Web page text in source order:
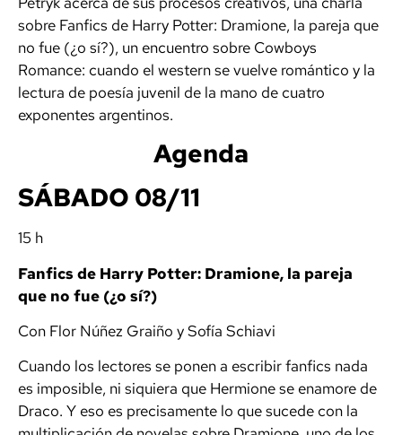
sobre Fanfics de Harry Potter: Dramione, la pareja que
no fue (¿o sí?), un encuentro sobre Cowboys
Romance: cuando el western se vuelve romántico y la
lectura de poesía juvenil de la mano de cuatro
exponentes argentinos.
Agenda
SÁBADO 08/11
15 h
Fanfics de Harry Potter: Dramione, la pareja
que no fue (¿o sí?)
Con Flor Núñez Graiño y Sofía Schiavi
Cuando los lectores se ponen a escribir fanfics nada
es imposible, ni siquiera que Hermione se enamore de
Draco. Y eso es precisamente lo que sucede con la